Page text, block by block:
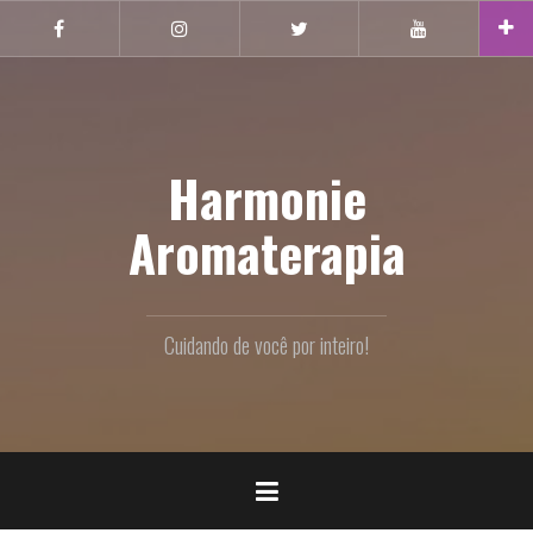
Harmonie
Aromaterapia
Cuidando de você por inteiro!